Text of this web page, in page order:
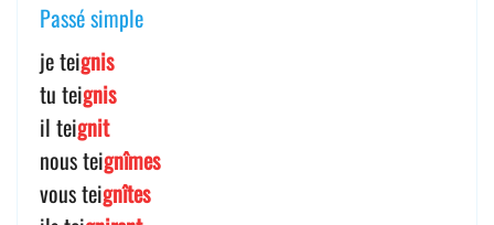
Passé simple
je teignis
tu teignis
il teignit
nous teignîmes
vous teignîtes